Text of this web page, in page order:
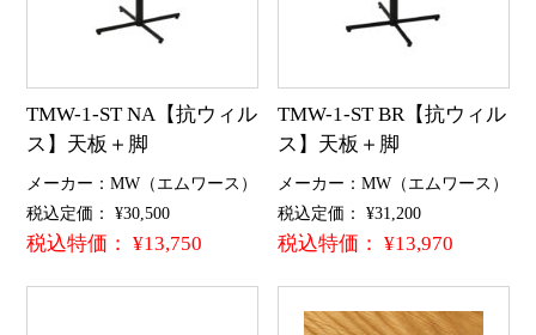
TMW-1-ST NA【抗ウィル
ス】天板＋脚
メーカー：MW（エムワース）
税込定価： ¥30,500
税込特価： ¥13,750
TMW-1-ST BR【抗ウィル
ス】天板＋脚
メーカー：MW（エムワース）
税込定価： ¥31,200
税込特価： ¥13,970